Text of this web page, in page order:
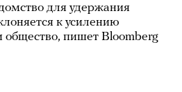
для удержания
к усилению
общество, пишет Bloomberg